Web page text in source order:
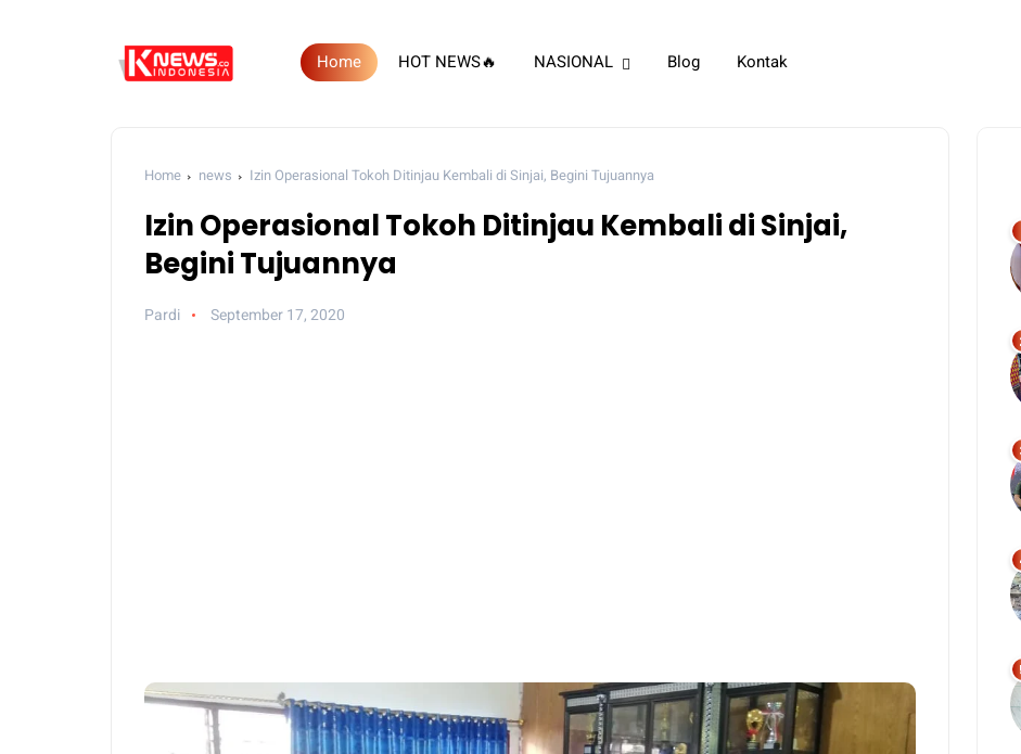
Home HOT NEWS🔥 NASIONAL Blog Kontak
Home news Izin Operasional Tokoh Ditinjau Kembali di Sinjai, Begini Tujuannya
Izin Operasional Tokoh Ditinjau Kembali di Sinjai,
Begini Tujuannya
Pardi September 17, 2020